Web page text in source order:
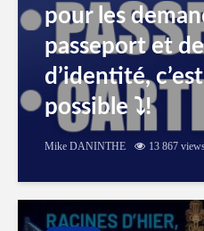
pour les
passeport et
d’identité,
possible ⤵️!
Mike DANINTHE 13 867